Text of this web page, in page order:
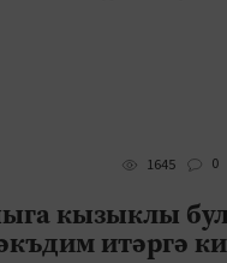
1645
0
кызыклы
итәргә